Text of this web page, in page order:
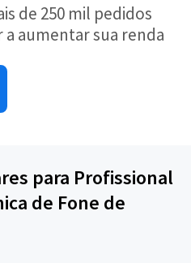
de 250 mil pedidos
aumentar sua renda
para Profissional
de Fone de